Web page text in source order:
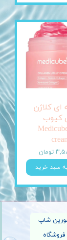
ای کلاژن
کیوب
سبد خرید
شاپ
فروشگاه